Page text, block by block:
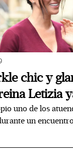
chic y
Letizia
uno de los
un